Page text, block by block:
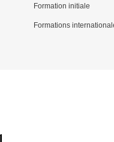
Formation initiale
Formations